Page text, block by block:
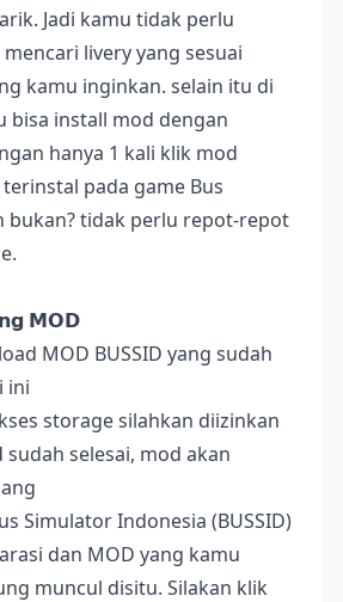
Jadi kamu tidak perlu
livery yang sesuai
kamu inginkan. selain itu di
bisa install mod dengan
hanya 1 kali klik mod
pada game Bus
bukan? tidak perlu repot-repot
𝗠𝗢𝗗
MOD BUSSID yang sudah
ini
storage silahkan diizinkan
sudah selesai, mod akan
Simulator Indonesia (BUSSID)
dan MOD yang kamu
muncul disitu. Silakan klik